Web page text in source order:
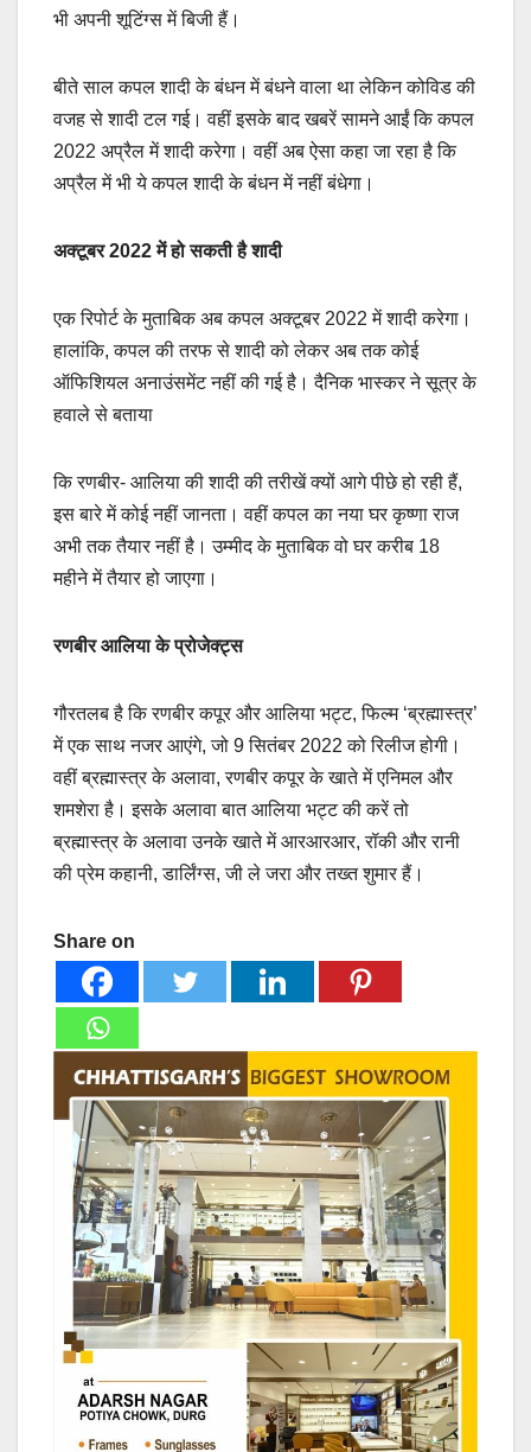
भी अपनी शूटिंग्स में बिजी हैं।
बीते साल कपल शादी के बंधन में बंधने वाला था लेकिन कोविड की
वजह से शादी टल गई। वहीं इसके बाद खबरें सामने आईं कि कपल
2022 अप्रैल में शादी करेगा। वहीं अब ऐसा कहा जा रहा है कि
अप्रैल में भी ये कपल शादी के बंधन में नहीं बंधेगा।
अक्टूबर 2022 में हो सकती है शादी
एक रिपोर्ट के मुताबिक अब कपल अक्टूबर 2022 में शादी करेगा।
हालांकि, कपल की तरफ से शादी को लेकर अब तक कोई
ऑफिशियल अनाउंसमेंट नहीं की गई है। दैनिक भास्कर ने सूत्र के
हवाले से बताया
कि रणबीर- आलिया की शादी की तरीखें क्यों आगे पीछे हो रही हैं,
इस बारे में कोई नहीं जानता। वहीं कपल का नया घर कृष्णा राज
अभी तक तैयार नहीं है। उम्मीद के मुताबिक वो घर करीब 18
महीने में तैयार हो जाएगा।
रणबीर आलिया के प्रोजेक्ट्स
गौरतलब है कि रणबीर कपूर और आलिया भट्ट, फिल्म ‘ब्रह्मास्त्र’
में एक साथ नजर आएंगे, जो 9 सितंबर 2022 को रिलीज होगी।
वहीं ब्रह्मास्त्र के अलावा, रणबीर कपूर के खाते में एनिमल और
शमशेरा है। इसके अलावा बात आलिया भट्ट की करें तो
ब्रह्मास्त्र के अलावा उनके खाते में आरआरआर, रॉकी और रानी
की प्रेम कहानी, डार्लिंग्स, जी ले जरा और तख्त शुमार हैं।
Share on